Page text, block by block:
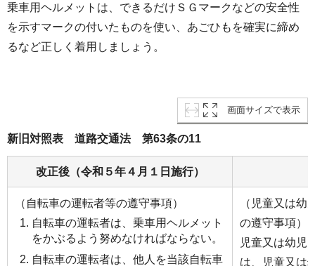
乗車用ヘルメットは、できるだけＳＧマークなどの安全性
を示すマークの付いたものを使い、あごひもを確実に締め
るなど正しく着用しましょう。
画面サイズで表示
新旧対照表 道路交通法 第63条の11
改正後（令和５年４月１日施行）
（自転車の運転者等の遵守事項）
自転車の運転者は、乗車用ヘルメット
をかぶるよう努めなければならない。
自転車の運転者は、他人を当該自転車
（児童又は幼
の遵守事項）
児童又は幼児
は、児童又は